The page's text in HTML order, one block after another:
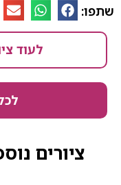
שתפו:
לעוד
ציורים